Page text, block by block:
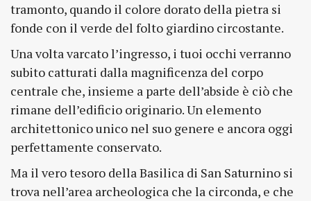
tramonto, quando il colore dorato della pietra si
fonde con il verde del folto giardino circostante.
Una volta varcato l’ingresso, i tuoi occhi verranno
subito catturati dalla magnificenza del corpo
centrale che, insieme a parte dell’abside è ciò che
rimane dell’edificio originario. Un elemento
architettonico unico nel suo genere e ancora oggi
perfettamente conservato.
Ma il vero tesoro della Basilica di San Saturnino si
trova nell’area archeologica che la circonda, e che